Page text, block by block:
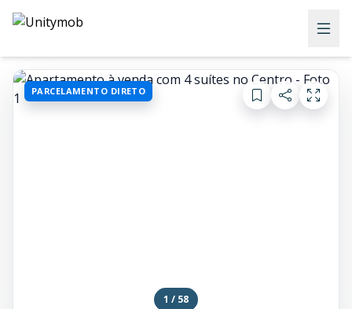
PARCELAMENTO DIRETO
1 / 58